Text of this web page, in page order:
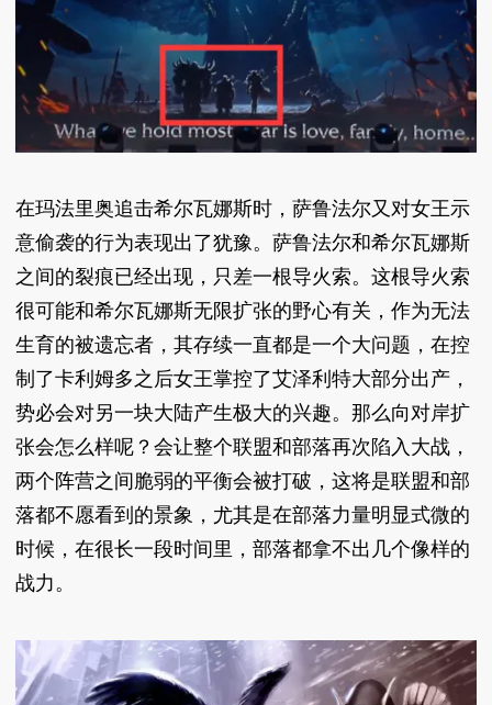
在玛法里奥追击希尔瓦娜斯时，萨鲁法尔又对女王示
意偷袭的行为表现出了犹豫。萨鲁法尔和希尔瓦娜斯
之间的裂痕已经出现，只差一根导火索。这根导火索
很可能和希尔瓦娜斯无限扩张的野心有关，作为无法
生育的被遗忘者，其存续一直都是一个大问题，在控
制了卡利姆多之后女王掌控了艾泽利特大部分出产，
势必会对另一块大陆产生极大的兴趣。那么向对岸扩
张会怎么样呢？会让整个联盟和部落再次陷入大战，
两个阵营之间脆弱的平衡会被打破，这将是联盟和部
落都不愿看到的景象，尤其是在部落力量明显式微的
时候，在很长一段时间里，部落都拿不出几个像样的
战力。